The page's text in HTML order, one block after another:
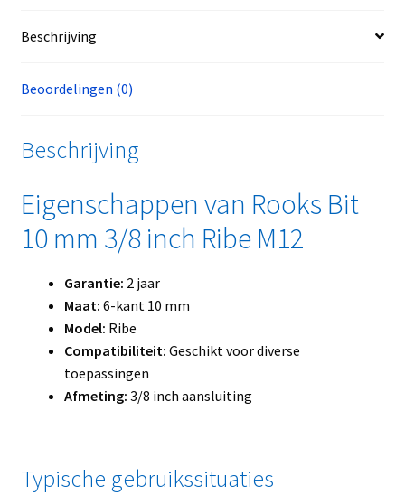
Beschrijving
Beoordelingen (0)
Beschrijving
Eigenschappen van Rooks Bit
10 mm 3/8 inch Ribe M12
Garantie: 2 jaar
Maat: 6-kant 10 mm
Model: Ribe
Compatibiliteit: Geschikt voor diverse
toepassingen
Afmeting: 3/8 inch aansluiting
Typische gebruikssituaties